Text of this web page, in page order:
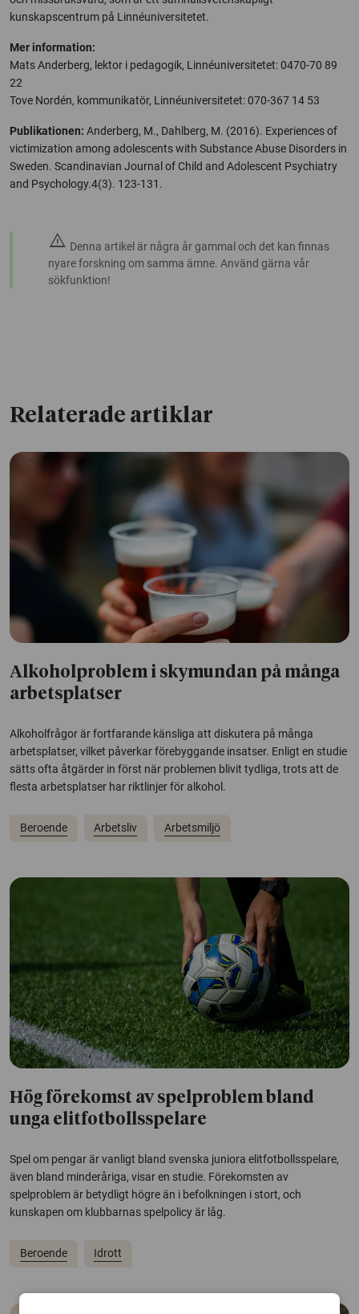
kunskapscentrum på Linnéuniversitetet.
Mer information:
Mats Anderberg, lektor i pedagogik, Linnéuniversitetet: 0470-70 89
22
Tove Nordén, kommunikatör, Linnéuniversitetet: 070-367 14 53
Publikationen: Anderberg, M., Dahlberg, M. (2016). Experiences of
victimization among adolescents with Substance Abuse Disorders in
Sweden. Scandinavian Journal of Child and Adolescent Psychiatry
and Psychology.4(3). 123-131.
warning Denna artikel är några år gammal och det kan finnas
nyare forskning om samma ämne. Använd gärna vår
sökfunktion!
Relaterade artiklar
Alkoholproblem i skymundan på många
arbetsplatser
Alkoholfrågor är fortfarande känsliga att diskutera på många
arbetsplatser, vilket påverkar förebyggande insatser. Enligt en studie
sätts ofta åtgärder in först när problemen blivit tydliga, trots att de
flesta arbetsplatser har riktlinjer för alkohol.
Beroende Arbetsliv Arbetsmiljö
Hög förekomst av spelproblem bland
unga elitfotbollsspelare
Spel om pengar är vanligt bland svenska juniora elitfotbollsspelare,
även bland minderåriga, visar en studie. Förekomsten av
spelproblem är betydligt högre än i befolkningen i stort, och
kunskapen om klubbarnas spelpolicy är låg.
Beroende Idrott